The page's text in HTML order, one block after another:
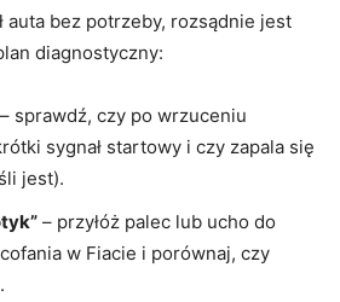
auta bez potrzeby, rozsądnie jest
diagnostyczny:
– sprawdź, czy po wrzuceniu
sygnał startowy i czy zapala się
jest).
– przyłóż palec lub ucho do
w Fiacie i porównaj, czy